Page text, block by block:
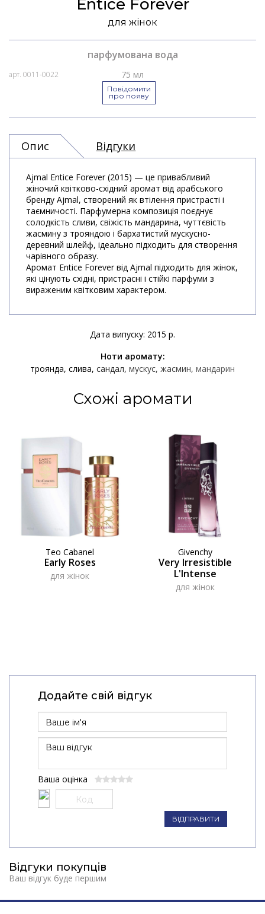
Entice Forever
для жінок
парфумована вода
арт. 0011-0022 75 мл
Повідомити
про появу
Опис Відгуки
Ajmal Entice Forever (2015) — це привабливий
жіночий квітково-східний аромат від арабського
бренду Ajmal, створений як втілення пристрасті і
таємничості. Парфумерна композиція поєднує
солодкість сливи, свіжість мандарина, чуттєвість
жасмину з трояндою і бархатистий мускусно-
деревний шлейф, ідеально підходить для створення
чарівного образу.
Аромат Entice Forever від Ajmal підходить для жінок,
які цінують східні, пристрасні і стійкі парфуми з
вираженим квітковим характером.
Дата випуску: 2015 р.
Ноти аромату:
троянда слива сандал мускус жасмин мандарин
Схожі аромати
Teo Cabanel
Early Roses
для жінок
Givenchy
Very Irresistible
L'Intense
для жінок
Додайте свій відгук
Ваша оцінка
ВІДПРАВИТИ
Відгуки покупців
Ваш відгук буде першим